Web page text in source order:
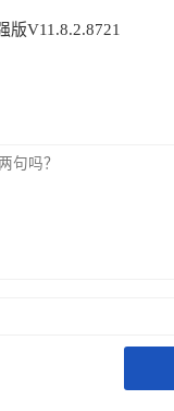
版V11.8.2.8721